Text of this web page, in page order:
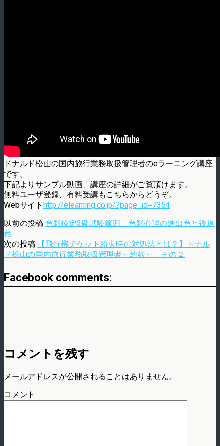
ドナルド松山の国内旅行業務取扱管理者のeラーニング講座
です。
下記よりサンプル動画、講座の詳細がご覧頂けます。
無料ユーザ登録、有料受講もこちらからどうぞ。
Webサイト http://elearning.co.jp/?page_id=7354
以前の投稿 色彩検定3級試験範囲 色彩心理の進出色と後退
色
次の投稿
【飛行機チケット紛失時の対処法とは？】ドナル
ド松山の国内旅行業務取扱管理者～約款～ その２
Facebook comments:
コメントを残す
メールアドレスが公開されることはありません。
コメント